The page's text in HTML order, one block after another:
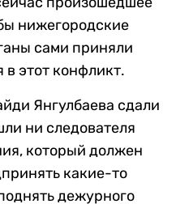
нижегородские
сами приняли
этот конфликт.
Янгулбаева сдали
ни следователя
который должен
какие-то
дежурного